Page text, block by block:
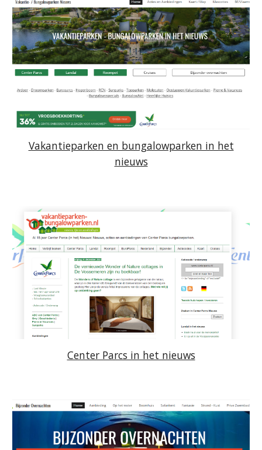
Vakantieparken en bungalowparken in het
nieuws
Center Parcs in het nieuws